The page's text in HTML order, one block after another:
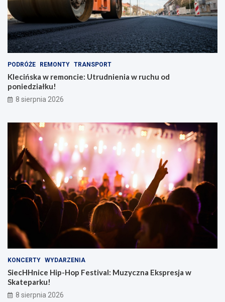
PODRÓŻE REMONTY TRANSPORT
Klecińska w remoncie: Utrudnienia w ruchu od
poniedziałku!
8 sierpnia 2026
KONCERTY WYDARZENIA
SiecHHnice Hip-Hop Festival: Muzyczna Ekspresja w
Skateparku!
8 sierpnia 2026